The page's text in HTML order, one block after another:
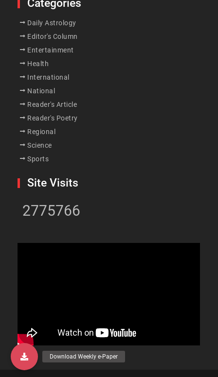
Categories
Daily Astrology
Editor's Column
Entertainment
Health
International
National
Reader's Article
Reader's Poetry
Regional
Science
Sports
Site Visits
2775766